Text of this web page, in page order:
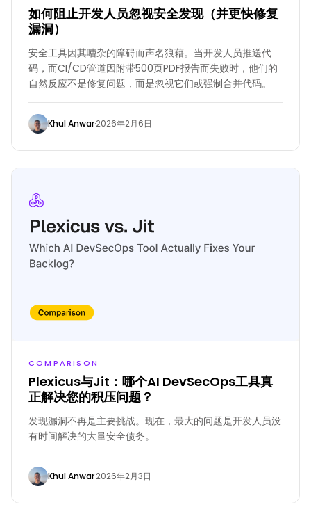
如何阻止开发人员忽视安全发现（并更快修复
漏洞）
安全工具因其嘈杂的障碍而声名狼藉。当开发人员推送代
码，而CI/CD管道因附带500页PDF报告而失败时，他们的
自然反应不是修复问题，而是忽视它们或强制合并代码。
Khul Anwar·2026年2月6日
COMPARISON
Plexicus与Jit：哪个AI DevSecOps工具真
正解决您的积压问题？
发现漏洞不再是主要挑战。现在，最大的问题是开发人员没
有时间解决的大量安全债务。
Khul Anwar·2026年2月3日